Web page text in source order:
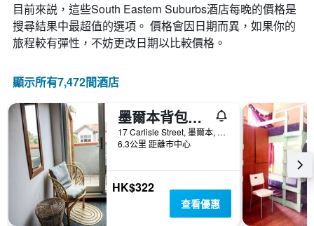
目前來説，這些South Eastern Suburbs​酒店每晚的價格是
搜尋結果中最超值的選項。 價格會因日期而異，如果你的
旅程較有彈性，不妨更改日期以比較價格。
顯示所有7,472間酒店
墨爾本背包客賓館 - 聖基爾達
17 Carlisle Street, 墨爾本, VIC, 澳洲
6.3公里 距離市中心
HK$322
查看優惠